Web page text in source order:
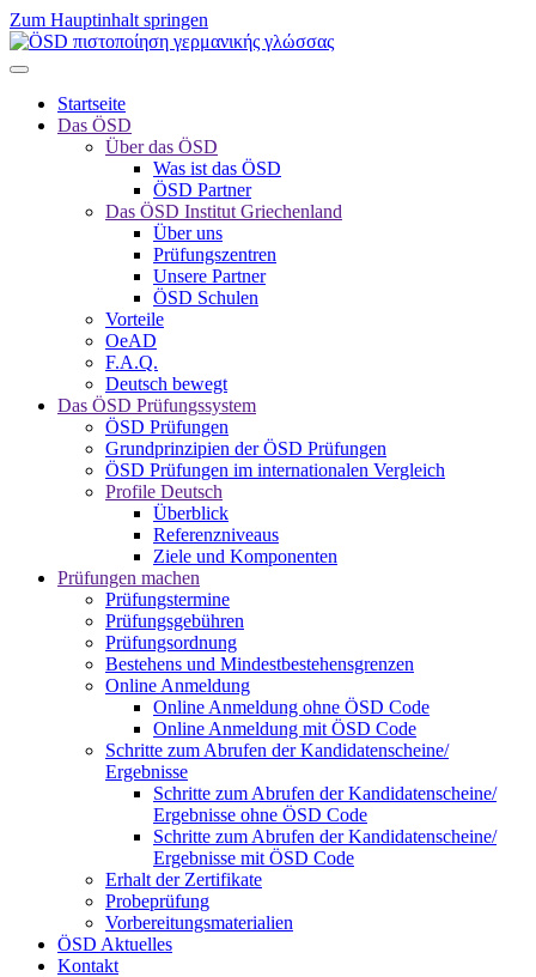
Zum Hauptinhalt springen
Startseite
Das ÖSD
Über das ÖSD
Was ist das ÖSD
ÖSD Partner
Das ÖSD Institut Griechenland
Über uns
Prüfungszentren
Unsere Partner
ÖSD Schulen
Vorteile
OeAD
F.A.Q.
Deutsch bewegt
Das ÖSD Prüfungssystem
ÖSD Prüfungen
Grundprinzipien der ÖSD Prüfungen
ÖSD Prüfungen im internationalen Vergleich
Profile Deutsch
Überblick
Referenzniveaus
Ziele und Komponenten
Prüfungen machen
Prüfungstermine
Prüfungsgebühren
Prüfungsordnung
Bestehens und Mindestbestehensgrenzen
Online Anmeldung
Online Anmeldung ohne ÖSD Code
Online Anmeldung mit ÖSD Code
Schritte zum Abrufen der Kandidatenscheine/
Ergebnisse
Schritte zum Abrufen der Kandidatenscheine/
Ergebnisse ohne ÖSD Code
Schritte zum Abrufen der Kandidatenscheine/
Ergebnisse mit ÖSD Code
Erhalt der Zertifikate
Probeprüfung
Vorbereitungsmaterialien
ÖSD Aktuelles
Kontakt